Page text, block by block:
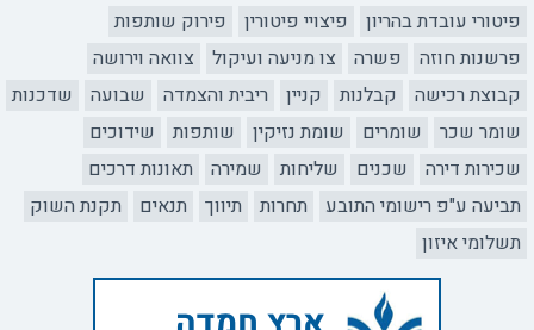
פיטורי עובדת בהריון
פיצויי פיטורין
פירוק שותפות
פרשנות חוזה
פשרה צו מניעה ועיקול
צוואה וירושה
קבוצת רכישה
קבלנות קניין ריבית והצמדה שבועה
שדכנות
שומר שכר
שומרים שומת נזיקין שותפות
שידוכים
שכירות דירה
שכנים שליחות שמירה
תאונות דרכים
תביעה ע"פ רישומי התובע
תחרות תיווך תנאים
תקנת השוק
תשלומי איזון